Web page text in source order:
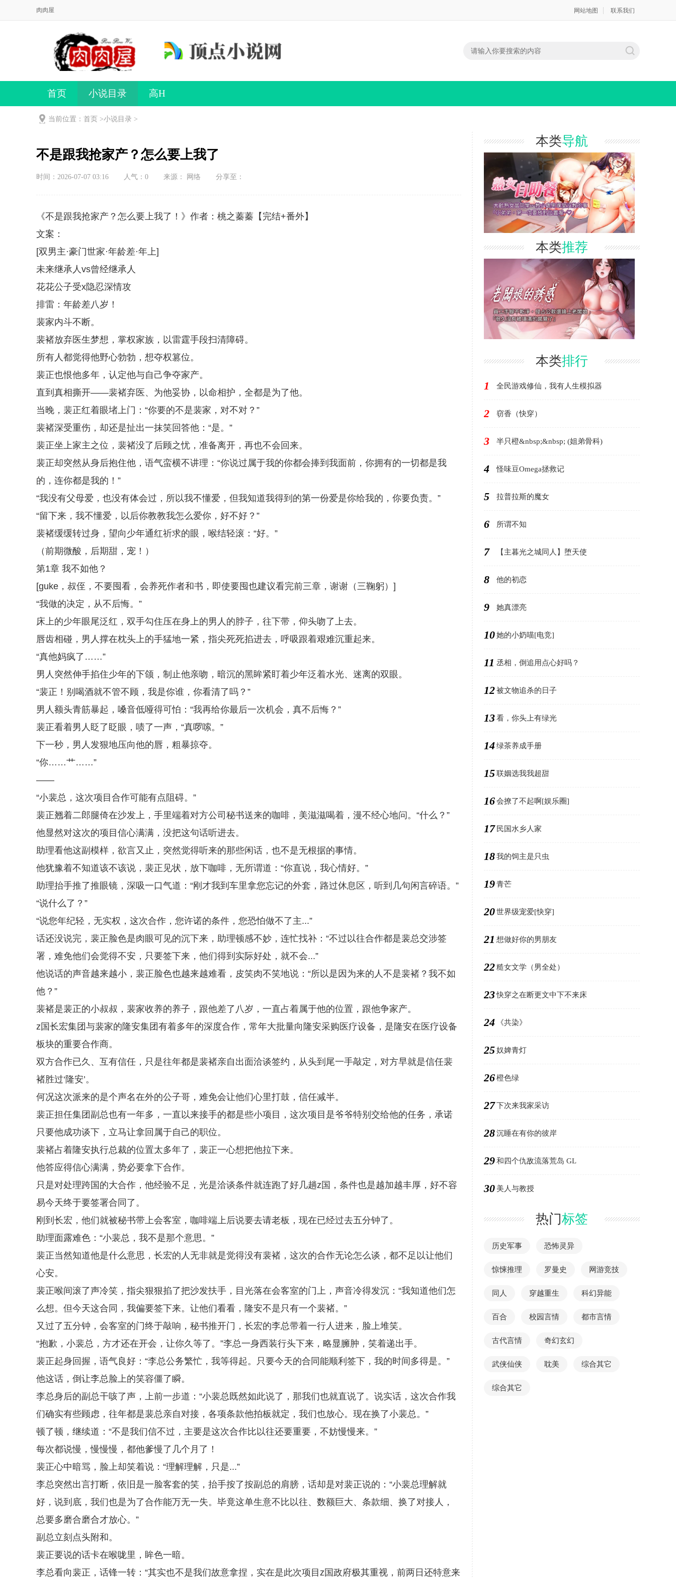
肉肉屋 网站地图 联系我们
首页 小说目录 高H
当前位置：首页 >小说目录 >
不是跟我抢家产？怎么要上我了
时间：2026-07-07 03:16 人气： 0 来源： 网络 分享至：
《不是跟我抢家产？怎么要上我了！》作者：桃之蓁蓁【完结+番外】
文案：
[双男主·豪门世家·年龄差·年上]
未来继承人vs曾经继承人
花花公子受x隐忍深情攻
排雷：年龄差八岁！
裴家内斗不断。
裴褚放弃医生梦想，掌权家族，以雷霆手段扫清障碍。
所有人都觉得他野心勃勃，想夺权篡位。
裴正也恨他多年，认定他与自己争夺家产。
直到真相撕开——裴褚弃医、为他妥协，以命相护，全都是为了他。
当晚，裴正红着眼堵上门：“你要的不是裴家，对不对？”
裴褚深受重伤，却还是扯出一抹笑回答他：“是。”
裴正坐上家主之位，裴褚没了后顾之忧，准备离开，再也不会回来。
裴正却突然从身后抱住他，语气蛮横不讲理：“你说过属于我的你都会捧到我面前，你拥有的一切都是我
的，连你都是我的！”
“我没有父母爱，也没有体会过，所以我不懂爱，但我知道我得到的第一份爱是你给我的，你要负责。”
“留下来，我不懂爱，以后你教教我怎么爱你，好不好？”
裴褚缓缓转过身，望向少年通红祈求的眼，喉结轻滚：“好。”
（前期微酸，后期甜，宠！）
第1章 我不如他？
[guke，叔侄，不要囤看，会养死作者和书，即使要囤也建议看完前三章，谢谢（三鞠躬）]
“我做的决定，从不后悔。”
床上的少年眼尾泛红，双手勾住压在身上的男人的脖子，往下带，仰头吻了上去。
唇齿相碰，男人撑在枕头上的手猛地一紧，指尖死死掐进去，呼吸跟着艰难沉重起来。
“真他妈疯了……”
男人突然伸手掐住少年的下颌，制止他亲吻，暗沉的黑眸紧盯着少年泛着水光、迷离的双眼。
“裴正！别喝酒就不管不顾，我是你谁，你看清了吗？”
男人额头青筋暴起，嗓音低哑得可怕：“我再给你最后一次机会，真不后悔？”
裴正看着男人眨了眨眼，啧了一声，“真啰嗦。”
下一秒，男人发狠地压向他的唇，粗暴掠夺。
“你……艹……”
——
“小裴总，这次项目合作可能有点阻碍。”
裴正翘着二郎腿倚在沙发上，手里端着对方公司秘书送来的咖啡，美滋滋喝着，漫不经心地问。“什么？”
他显然对这次的项目信心满满，没把这句话听进去。
助理看他这副模样，欲言又止，突然觉得听来的那些闲话，也不是无根据的事情。
他犹豫着不知道该不该说，裴正见状，放下咖啡，无所谓道：“你直说，我心情好。”
助理抬手推了推眼镜，深吸一口气道：“刚才我到车里拿您忘记的外套，路过休息区，听到几句闲言碎语。”
“说什么了？”
“说您年纪轻，无实权，这次合作，您许诺的条件，您恐怕做不了主...”
话还没说完，裴正脸色是肉眼可见的沉下来，助理顿感不妙，连忙找补：“不过以往合作都是裴总交涉签
署，难免他们会觉得不安，只要签下来，他们得到实际好处，就不会...”
他说话的声音越来越小，裴正脸色也越来越难看，皮笑肉不笑地说：“所以是因为来的人不是裴褚？我不如
他？”
裴褚是裴正的小叔叔，裴家收养的养子，跟他差了八岁，一直占着属于他的位置，跟他争家产。
z国长宏集团与裴家的隆安集团有着多年的深度合作，常年大批量向隆安采购医疗设备，是隆安在医疗设备
板块的重要合作商。
双方合作已久、互有信任，只是往年都是裴褚亲自出面洽谈签约，从头到尾一手敲定，对方早就是信任裴
褚胜过‘隆安’。
何况这次派来的是个声名在外的公子哥，难免会让他们心里打鼓，信任减半。
裴正担任集团副总也有一年多，一直以来接手的都是些小项目，这次项目是爷爷特别交给他的任务，承诺
只要他成功谈下，立马让拿回属于自己的职位。
裴褚占着隆安执行总裁的位置太多年了，裴正一心想把他拉下来。
他答应得信心满满，势必要拿下合作。
只是对处理跨国的大合作，他经验不足，光是洽谈条件就连跑了好几趟z国，条件也是越加越丰厚，好不容
易今天终于要签署合同了。
刚到长宏，他们就被秘书带上会客室，咖啡端上后说要去请老板，现在已经过去五分钟了。
助理面露难色：“小裴总，我不是那个意思。”
裴正当然知道他是什么意思，长宏的人无非就是觉得没有裴褚，这次的合作无论怎么谈，都不足以让他们
心安。
裴正喉间滚了声冷笑，指尖狠狠掐了把沙发扶手，目光落在会客室的门上，声音冷得发沉：“我知道他们怎
么想。但今天这合同，我偏要签下来。让他们看看，隆安不是只有一个裴褚。”
又过了五分钟，会客室的门终于敲响，秘书推开门，长宏的李总带着一行人进来，脸上堆笑。
“抱歉，小裴总，方才还在开会，让你久等了。”李总一身西装行头下来，略显臃肿，笑着递出手。
裴正起身回握，语气良好：“李总公务繁忙，我等得起。只要今天的合同能顺利签下，我的时间多得是。”
他这话，倒让李总脸上的笑容僵了瞬。
李总身后的副总干咳了声，上前一步道：“小裴总既然如此说了，那我们也就直说了。说实话，这次合作我
们确实有些顾虑，往年都是裴总亲自对接，各项条款他拍板就定，我们也放心。现在换了小裴总。”
顿了顿，继续道：“不是我们信不过，主要是这次合作比以往还要重要，不妨慢慢来。”
每次都说慢，慢慢慢，都他爹慢了几个月了！
裴正心中暗骂，脸上却笑着说：“理解理解，只是...”
李总突然出言打断，依旧是一脸客套的笑，抬手按了按副总的肩膀，话却是对裴正说的：“小裴总理解就
好，说到底，我们也是为了合作能万无一失。毕竟这单生意不比以往、数额巨大、条款细、换了对接人，
总要多磨合磨合才放心。”
副总立刻点头附和。
裴正要说的话卡在喉咙里，眸色一暗。
李总看向裴正，话锋一转：“其实也不是我们故意拿捏，实在是此次项目z国政府极其重视，前两日还特意来
本类导航
本类推荐
本类排行
1 全民游戏修仙，我有人生模拟器
2 窃香（快穿）
3 半只橙&nbsp;&nbsp; (姐弟骨科)
4 怪味豆Omega拯救记
5 拉普拉斯的魔女
6 所谓不知
7 【主暮光之城同人】堕天使
8 他的初恋
9 她真漂亮
10她的小奶喵[电竞]
11 丞相，倒追用点心好吗？
12被文物追杀的日子
13看，你头上有绿光
14绿茶养成手册
15联姻选我我超甜
16会撩了不起啊[娱乐圈]
17 民国水乡人家
18我的饲主是只虫
19青芒
20世界级宠爱[快穿]
21 想做好你的男朋友
22糙女文学（男全处）
23快穿之在断更文中下不来床
24 《共染》
25奴婢青灯
26橙色绿
27下次来我家采访
28沉睡在有你的彼岸
29和四个仇敌流落荒岛 GL
30 美人与教授
热门标签
历史军事 恐怖灵异
惊悚推理 罗曼史 网游竞技
同人 穿越重生 科幻异能
百合 校园言情 都市言情
古代言情 奇幻玄幻
武侠仙侠 耽美 综合其它
综合其它